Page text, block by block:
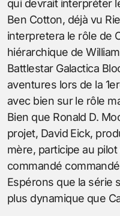
qui devrait interpréter
Ben Cotton, déjà vu
interpretera le rôle de
hiérarchique de
Battlestar Galactica
aventures lors de la
avec bien sur le rôle
Bien que Ronald D.
projet, David Eick,
mère, participe au
commandé
Espérons que la série
plus dynamique que